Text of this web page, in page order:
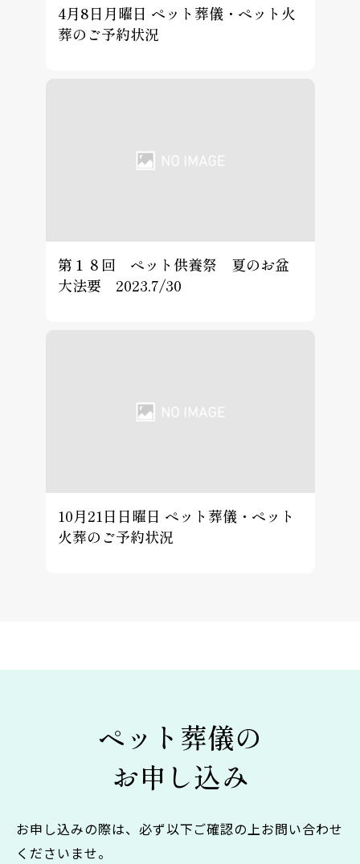
4月8日月曜日 ペット葬儀・ペット火
葬のご予約状況
第１８回 ペット供養祭 夏のお盆
大法要 2023.7/30
10月21日日曜日 ペット葬儀・ペット
火葬のご予約状況
ペット葬儀の
お申し込み
お申し込みの際は、必ず以下ご確認の上お問い合わせ
くださいませ。